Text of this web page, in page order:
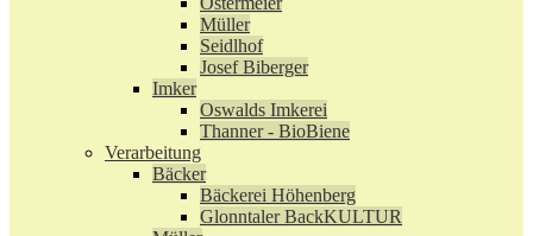
Müller
Seidlhof
Josef Biberger
Imker
Oswalds Imkerei
Thanner - BioBiene
Verarbeitung
Bäcker
Bäckerei Höhenberg
Glonntaler BackKULTUR